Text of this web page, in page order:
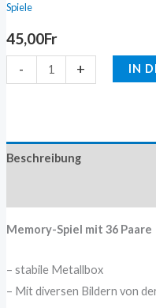
Spiele
45,00Fr
- + IN
Beschreibung
Memory-Spiel mit 36 Paare
– stabile Metallbox
– Mit diversen Bildern von